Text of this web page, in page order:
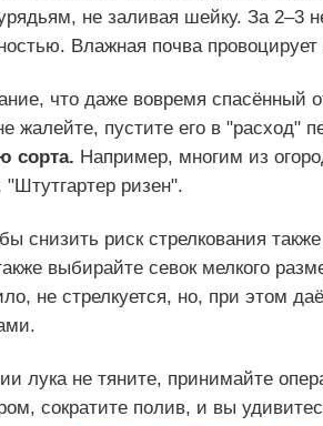
не заливая шейку. За 2–3
Влажная почва
что даже вовремя спасённый
жалейте, пустите его в "расход"
сорта. Например, многим из
ризен".
снизить риск стрелкования
выбирайте севок мелкого
не стрелкуется, но, при этом
лука не тяните, принимайте
сократите полив, и вы